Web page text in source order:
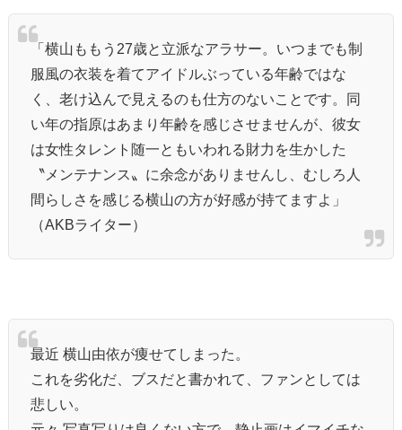
「横山ももう27歳と立派なアラサー。いつまでも制
服風の衣装を着てアイドルぶっている年齢ではな
く、老け込んで見えるのも仕方のないことです。同
い年の指原はあまり年齢を感じさせませんが、彼女
は女性タレント随一ともいわれる財力を生かした
〝メンテナンス〟に余念がありませんし、むしろ人
間らしさを感じる横山の方が好感が持てますよ」
（AKBライター）
最近 横山由依が痩せてしまった。
これを劣化だ、ブスだと書かれて、ファンとしては
悲しい。